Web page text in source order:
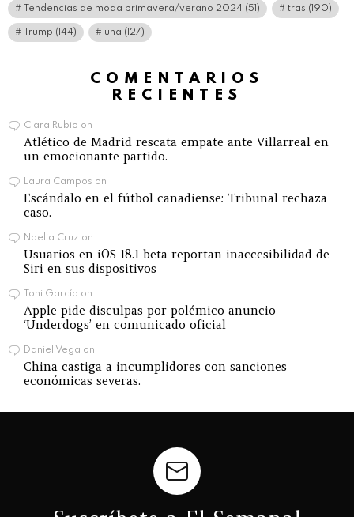
Tendencias de moda primavera/verano 2024 (51) tras (190)
Trump (144) una (127)
COMENTARIOS
RECIENTES
Clara Rubio on
Atlético de Madrid rescata empate ante Villarreal en
un emocionante partido.
Laura Campos on
Escándalo en el fútbol canadiense: Tribunal rechaza
caso.
Noelia Cruz on
Usuarios en iOS 18.1 beta reportan inaccesibilidad de
Siri en sus dispositivos
Toni García on
Apple pide disculpas por polémico anuncio
‘Underdogs’ en comunicado oficial
Daniel Vega on
China castiga a incumplidores con sanciones
económicas severas.